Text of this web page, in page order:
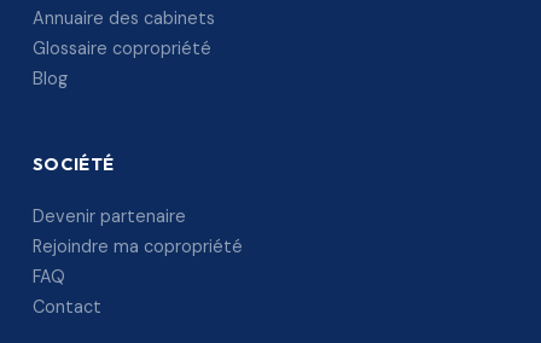
Annuaire des cabinets
Glossaire copropriété
Blog
SOCIÉTÉ
Devenir partenaire
Rejoindre ma copropriété
FAQ
Contact